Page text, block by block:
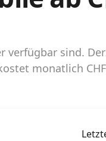
verfügbar sind.
monatlich